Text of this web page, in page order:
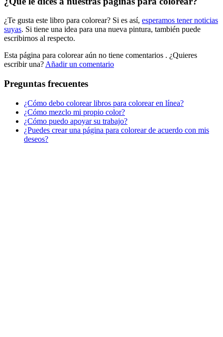
Libros para colorear para niños
Nezaradené
Sin categorizar
¿Te gusta este libro para colorear? Si es así, esperamos tener noticias
suyas. Si tiene una idea para una nueva pintura, también puede
escribirnos al respecto.
Esta página para colorear aún no tiene comentarios . ¿Quieres
escribir una? Añadir un comentario
Preguntas frecuentes
¿Cómo debo colorear libros para colorear en línea?
¿Cómo mezclo mi propio color?
¿Cómo puedo apoyar su trabajo?
¿Puedes crear una página para colorear de acuerdo con mis
deseos?